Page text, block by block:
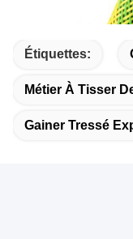
Étiquettes:
Métier À Tisser
Gainer Tressé